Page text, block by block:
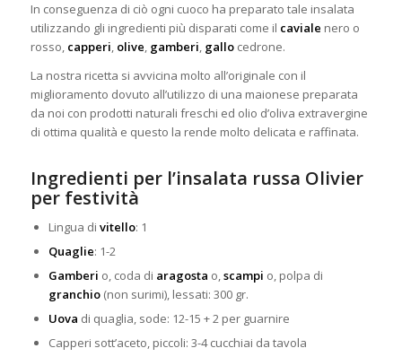
In conseguenza di ciò ogni cuoco ha preparato tale insalata
utilizzando gli ingredienti più disparati come il caviale nero o
rosso,capperi, olive, gamberi, gallocedrone.
La nostra ricetta si avvicina molto all’originale con il
miglioramento dovuto all’utilizzo di una maionese preparata
da noi con prodotti naturali freschi ed olio d’oliva extravergine
di ottima qualità e questo la rende molto delicata e raffinata.
Ingredienti per l’insalata russa Olivier
per festività
Lingua di vitello: 1
Quaglie: 1-2
Gamberi o, coda di aragosta o,scampi o, polpa di
granchio(non surimi), lessati: 300 gr.
Uova di quaglia, sode: 12-15 + 2 per guarnire
Capperi sott’aceto, piccoli: 3-4 cucchiai da tavola